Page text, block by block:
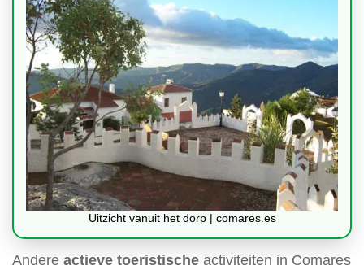
Uitzicht vanuit het dorp | comares.es
Andere actieve toeristische activiteiten in Comares